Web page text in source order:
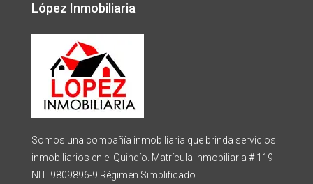
López Inmobiliaria
Somos una compañía inmobiliaria que brinda servicios
inmobiliarios en el Quindío. Matrícula inmobiliaria # 119
NIT. 9809896-9 Régimen Simplificado.